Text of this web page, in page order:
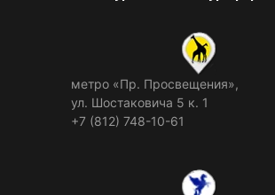
метро «Пр. Просвещения»,
ул. Шостаковича 5 к. 1
+7 (812) 748-10-61